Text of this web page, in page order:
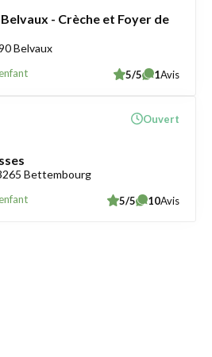
- Crèche et Foyer de
Belvaux
5/5 1Avis
Bettembourg
Ouvert
5/5 10Avis